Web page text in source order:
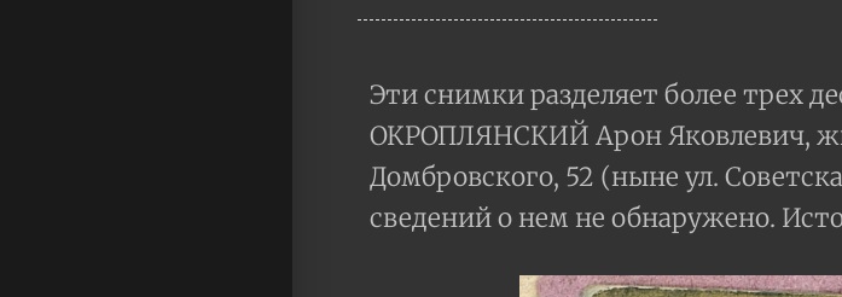
Эти снимки разделяет более трех
ОКРОПЛЯНСКИЙ Арон Яковлевич,
Домбровского, 52 (ныне ул.
сведений о нем не обнаружено.